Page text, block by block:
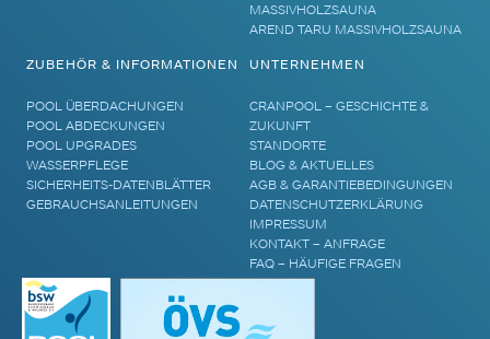
MASSIVHOLZSAUNA
AREND TARU MASSIVHOLZSAUNA
ZUBEHÖR & INFORMATIONEN
POOL ÜBERDACHUNGEN
POOL ABDECKUNGEN
POOL UPGRADES
WASSERPFLEGE
SICHERHEITS-DATENBLÄTTER
GEBRAUCHSANLEITUNGEN
UNTERNEHMEN
CRANPOOL – GESCHICHTE &
ZUKUNFT
STANDORTE
BLOG & AKTUELLES
AGB & GARANTIEBEDINGUNGEN
DATENSCHUTZERKLÄRUNG
IMPRESSUM
KONTAKT – ANFRAGE
FAQ – HÄUFIGE FRAGEN